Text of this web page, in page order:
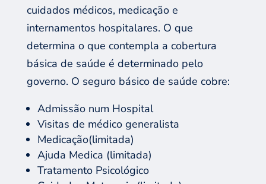
cuidados médicos, medicação e
internamentos hospitalares. O que
determina o que contempla a cobertura
básica de saúde é determinado pelo
governo. O seguro básico de saúde cobre:
Admissão num Hospital
Visitas de médico generalista
Medicação(limitada)
Ajuda Medica (limitada)
Tratamento Psicológico